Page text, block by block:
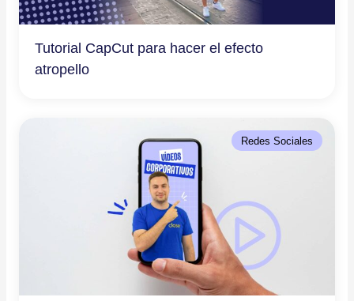
Tutorial CapCut para hacer el efecto
atropello
Redes Sociales